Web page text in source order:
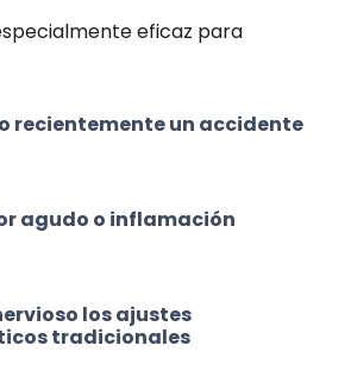
eficaz para
recientemente un accidente
agudo o inflamación
los ajustes
tradicionales